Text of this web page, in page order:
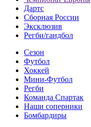
Дартс
Сборная России
Эксклюзив
Регби/гандбол
Сезон
Футбол
Хоккей
Мини-Футбол
Регби
Команда Спартак
Наши соперники
Бомбардиры